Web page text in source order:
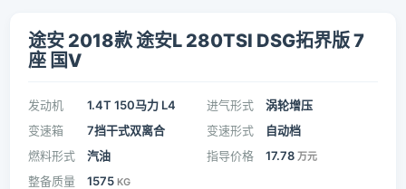
途安 2018款 途安L 280TSI DSG拓界版 7
座 国V
发动机 1.4T 150马力 L4 进气形式
涡轮增压
变速箱
7挡干式双离合 变速形式
自动档
燃料形式
汽油 指导价格 17.78 万元
整备质量 1575 KG